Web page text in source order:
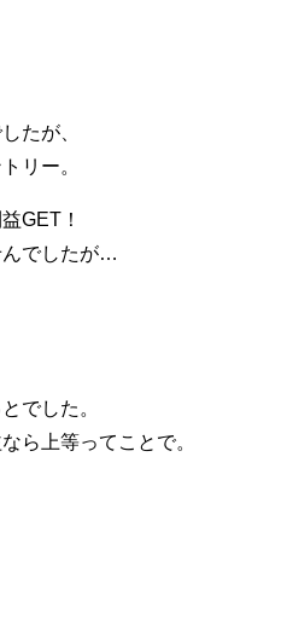
たが、
リー。
GET！
んでしたが…
でした。
ら上等ってことで。